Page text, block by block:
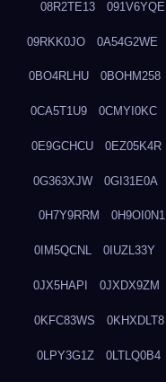
08R2TE13 091V6YQE
09RKK0JO 0A54G2WE
0BO4RLHU 0BOHM258
0CA5T1U9 0CMYI0KC
0E9GCHCU 0EZ05K4R
0G363XJW 0GI31E0A
0H7Y9RRM 0H9OI0N1
0IM5QCNL 0IUZL33Y
0JX5HAPI 0JXDX9ZM
0KFC83WS 0KHXDLT8
0LPY3G1Z 0LTLQ0B4